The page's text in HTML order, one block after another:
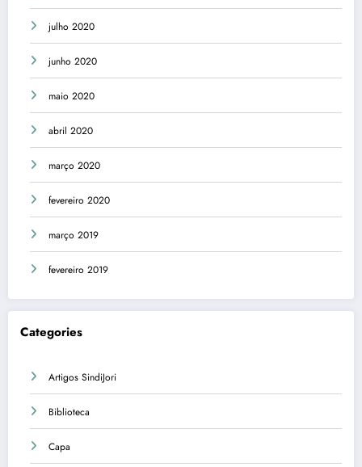
julho 2020
junho 2020
maio 2020
abril 2020
março 2020
fevereiro 2020
março 2019
fevereiro 2019
Categories
Artigos SindiJori
Biblioteca
Capa